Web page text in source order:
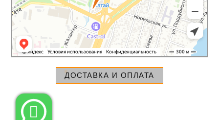
ДОСТАВКА И ОПЛАТА
